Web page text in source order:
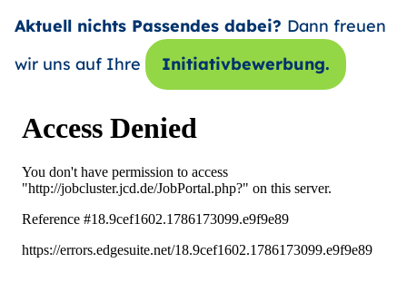
Aktuell nichts Passendes dabei? Dann freuen
wir uns auf Ihre
Initiativbewerbung.